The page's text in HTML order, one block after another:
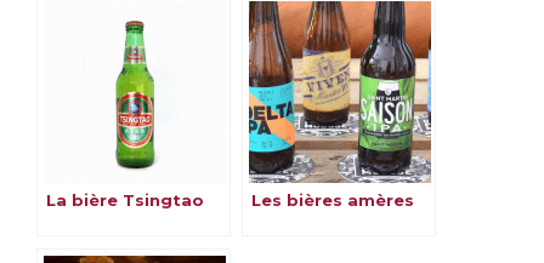
magique
La bière Tsingtao Les bières amères